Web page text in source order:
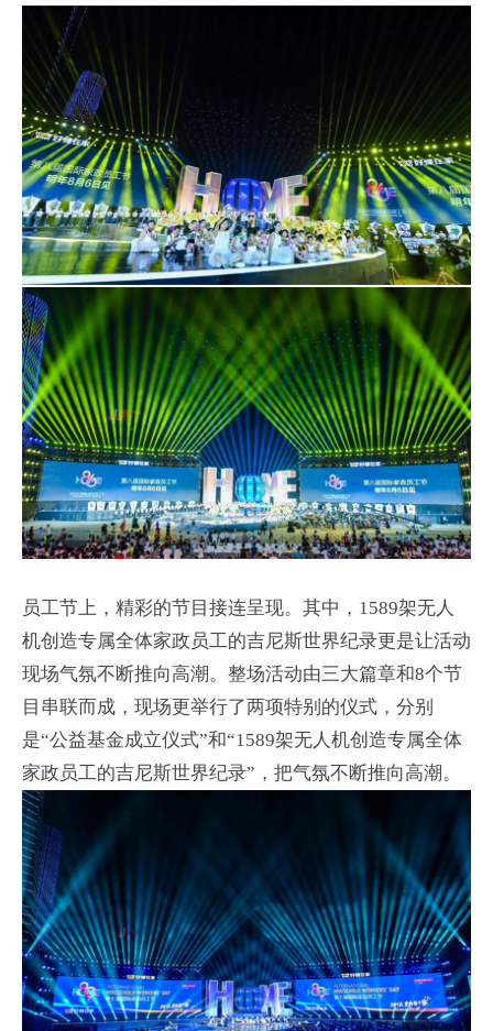
员工节上，精彩的节目接连呈现。其中，1589架无人
机创造专属全体家政员工的吉尼斯世界纪录更是让活动
现场气氛不断推向高潮。整场活动由三大篇章和8个节
目串联而成，现场更举行了两项特别的仪式，分别
是“公益基金成立仪式”和“1589架无人机创造专属全体
家政员工的吉尼斯世界纪录”，把气氛不断推向高潮。